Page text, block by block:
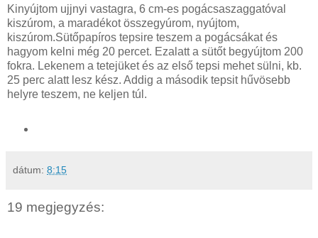
Kinyújtom ujjnyi vastagra, 6 cm-es pogácsaszaggatóval
kiszúrom, a maradékot összegyúrom, nyújtom,
kiszúrom.Sütőpapíros tepsire teszem a pogácsákat és
hagyom kelni még 20 percet. Ezalatt a sütőt begyújtom 200
fokra. Lekenem a tetejüket és az első tepsi mehet sülni, kb.
25 perc alatt lesz kész. Addig a második tepsit hűvösebb
helyre teszem, ne keljen túl.
dátum: 8:15
19 megjegyzés: